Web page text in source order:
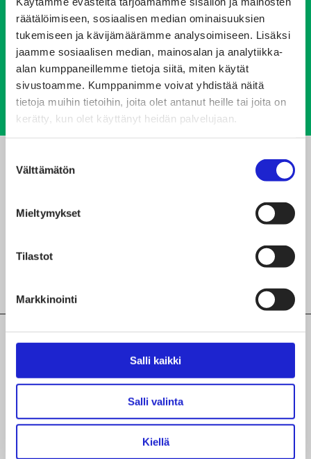
räätälöimiseen, sosiaalisen median ominaisuuksien
tukemiseen ja kävijämäärämme analysoimiseen. Lisäksi
jaamme sosiaalisen median, mainosalan ja analytiikka-
alan kumppaneillemme tietoja siitä, miten käytät
sivustoamme. Kumppanimme voivat yhdistää näitä
tietoja muihin tietoihin, joita olet antanut heille tai joita on
kerätty, kun olet käyttänyt heidän palvelujaan.
valinta
Välttämätön
Mieltymykset
Tilastot
Markkinointi
Salli kaikki
Salli valinta
Kiellä
Mitä, missä ja milloin? LueTÄÄLTÄ lisätietoja
Porton tapahtumasta.
Ajankohtaista aiheesta